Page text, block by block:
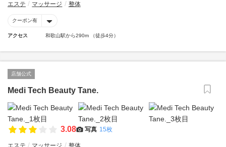
エステ マッサージ 整体
クーポン有
アクセス 和歌山駅から290m （徒歩4分）
店舗公式
Medi Tech Beauty Tane.
3.08 写真 15枚
エステ マッサージ 整体